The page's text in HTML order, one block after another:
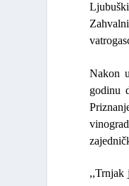
Nakon
godinu
,,Trnjak